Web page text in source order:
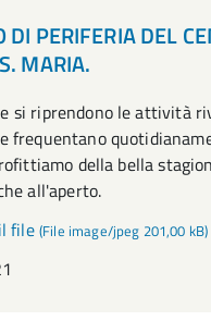
DI PERIFERIA DEL
MARIA.
si riprendono le attività
frequentano
della bella
all'aperto.
file (File image/jpeg 201,00 kB)